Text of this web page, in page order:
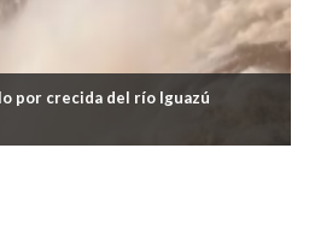
por crecida del río Iguazú